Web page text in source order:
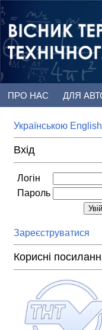
ПРО НАС ДЛЯ
Українською English
Вхід
Логін
Пароль
Зареєструватися
Корисні